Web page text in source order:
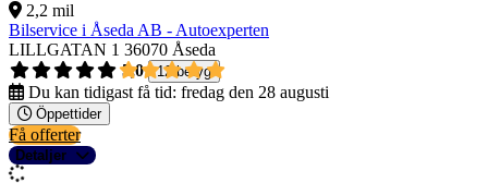
2,2 mil
Bilservice i Åseda AB - Autoexperten
LILLGATAN 1 36070 Åseda
5,0
12 betyg
Du kan tidigast få tid: fredag den 28 augusti
Öppettider
Få offerter
Detaljer